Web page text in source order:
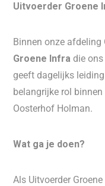
Uitvoerder Groene
Binnen onze afdeling
Groene Infra die
geeft dagelijks
belangrijke rol
Oosterhof Holman.
Wat ga je doen?
Als Uitvoerder